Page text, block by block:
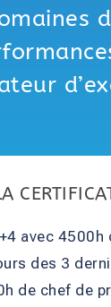
avec 4500h
des 3
de chef de